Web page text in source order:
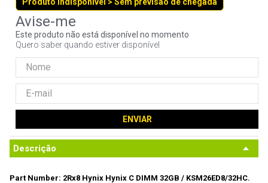
Este produto não está disponível no momento
Quero saber quando estiver disponível
ENVIAR
Descrição
Part Number: 2Rx8 Hynix Hynix C DIMM 32GB / KSM26ED8/32HC.
9º
fractal
10º ventoinha